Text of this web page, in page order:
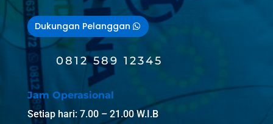
Dukungan Pelanggan
0812 589 12345
Jam Operasional
Setiap hari: 7.00 – 21.00 W.I.B